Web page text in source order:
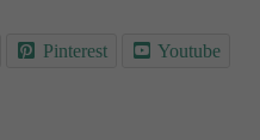
Pinterest Youtube